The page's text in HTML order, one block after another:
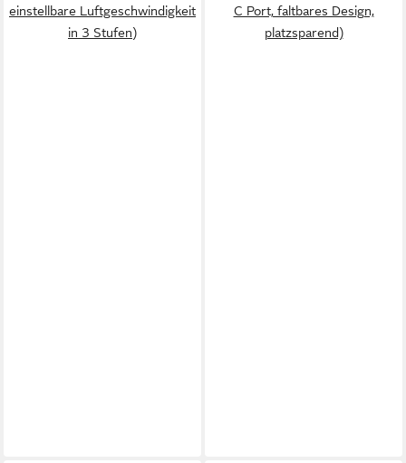
einstellbare Luftgeschwindigkeit
in 3 Stufen)
C Port, faltbares Design,
platzsparend)